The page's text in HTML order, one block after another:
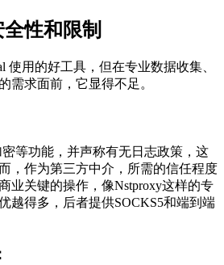
性和限制
使用的好工具，但在专业数据收集、
需求面前，它显得不足。
密等功能，并声称有无日志政策，这
，作为第三方中介，所需的信任程度
业关键的操作，像Nstproxy这样的专
越得多，后者提供SOCKS5和端到端